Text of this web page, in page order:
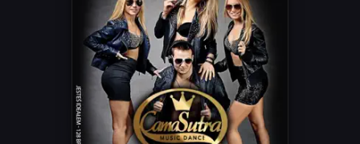
Install Apple Music